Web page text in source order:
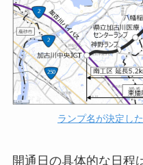
ランプ名が決定し
開通日の具体的な日程